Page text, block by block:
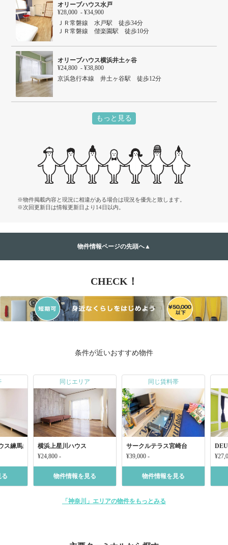
オリーブハウス水戸
¥28,000 - ¥34,900
ＪＲ常磐線 水戸駅 徒歩34分
ＪＲ常磐線 偕楽園駅 徒歩10分
オリーブハウス横浜井土ヶ谷
¥24,800 - ¥38,800
京浜急行本線 井土ヶ谷駅 徒歩12分
もっと見る
※物件掲載内容と現況に相違がある場合は現況を優先と致します。
※次回更新日は情報更新日より14日以内。
物件情報ページの先頭へ▲
CHECK！
条件が近いおすすめ物件
ス練馬赤塚
る
同じエリア
横浜上星川ハウス
¥24,800 -
物件情報を見る
同じ賃料帯
サークルテラス宮崎台
¥39,000 -
物件情報を見る
「神奈川」エリアの物件をもっとみる